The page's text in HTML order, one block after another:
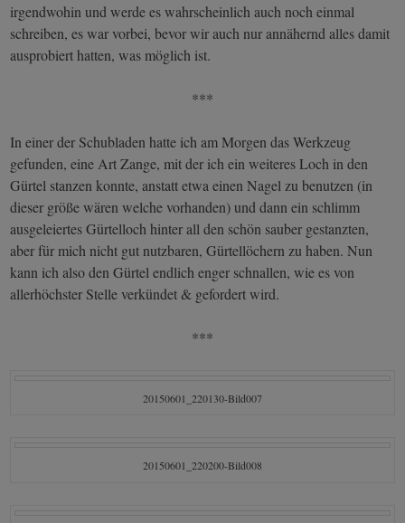
irgendwohin und werde es wahrscheinlich auch noch einmal
schreiben, es war vorbei, bevor wir auch nur annähernd alles damit
ausprobiert hatten, was möglich ist.
***
In einer der Schubladen hatte ich am Morgen das Werkzeug
gefunden, eine Art Zange, mit der ich ein weiteres Loch in den
Gürtel stanzen konnte, anstatt etwa einen Nagel zu benutzen (in
dieser größe wären welche vorhanden) und dann ein schlimm
ausgeleiertes Gürtelloch hinter all den schön sauber gestanzten,
aber für mich nicht gut nutzbaren, Gürtellöchern zu haben. Nun
kann ich also den Gürtel endlich enger schnallen, wie es von
allerhöchster Stelle verkündet & gefordert wird.
***
20150601_220130-Bild007
20150601_220200-Bild008